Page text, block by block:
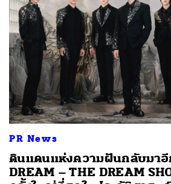
PR News
ดินแดนแห่งความฝันกลับมาอี
DREAM – THE DREAM